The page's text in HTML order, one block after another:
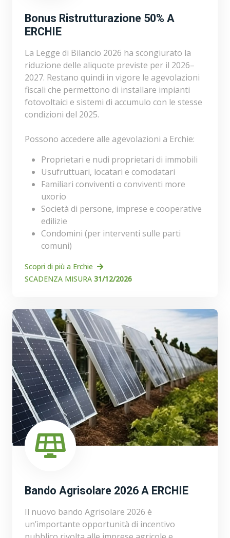
Bonus Ristrutturazione 50% A
ERCHIE
La Legge di Bilancio 2026 ha scongiurato la
riduzione delle aliquote previste per il 2026–
2027. Restano quindi in vigore le agevolazioni
fiscali che permettono di installare impianti
fotovoltaici e sistemi di accumulo con le stesse
condizioni del 2025.
Possono accedere alle agevolazioni a Erchie:
Proprietari e nudi proprietari di immobili
Usufruttuari, locatari e comodatari
Familiari conviventi o conviventi more
uxorio
Società di persone, imprese e cooperative
edilizie
Condomini (per interventi sulle parti
comuni)
Scopri di più a Erchie
SCADENZA MISURA 31/12/2026
Bando Agrisolare 2026 A ERCHIE
Il nuovo bando Agrisolare 2026 è
un’importante opportunità di incentivo